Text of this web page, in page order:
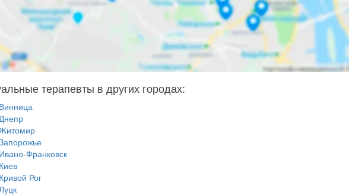
терапевты в других городах:
Франковск
Рог